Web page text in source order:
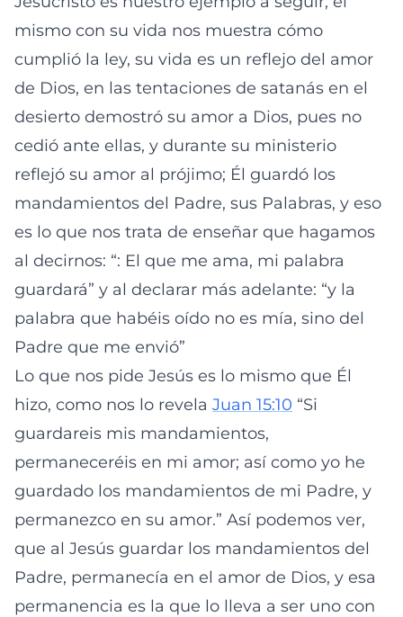
mismo con su vida nos muestra cómo
cumplió la ley, su vida es un reflejo del amor
de Dios, en las tentaciones de satanás en el
desierto demostró su amor a Dios, pues no
cedió ante ellas, y durante su ministerio
reflejó su amor al prójimo; Él guardó los
mandamientos del Padre, sus Palabras, y eso
es lo que nos trata de enseñar que hagamos
al decirnos: “: El que me ama, mi palabra
guardará” y al declarar más adelante: “y la
palabra que habéis oído no es mía, sino del
Padre que me envió”
Lo que nos pide Jesús es lo mismo que Él
hizo, como nos lo revela Juan 15:10 “Si
guardareis mis mandamientos,
permaneceréis en mi amor; así como yo he
guardado los mandamientos de mi Padre, y
permanezco en su amor.” Así podemos ver,
que al Jesús guardar los mandamientos del
Padre, permanecía en el amor de Dios, y esa
permanencia es la que lo lleva a ser uno con